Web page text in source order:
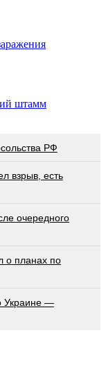
штамм
РФ
взрыв, есть
очередного
о планах по
Украине —